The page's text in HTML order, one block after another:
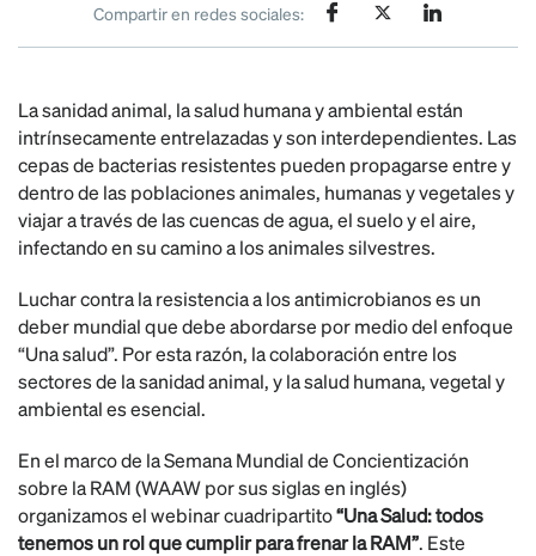
Compartir en redes sociales:
La sanidad animal, la salud humana y ambiental están
intrínsecamente entrelazadas y son interdependientes. Las
cepas de bacterias resistentes pueden propagarse entre y
dentro de las poblaciones animales, humanas y vegetales y
viajar a través de las cuencas de agua, el suelo y el aire,
infectando en su camino a los animales silvestres.
Luchar contra la resistencia a los antimicrobianos es un
deber mundial que debe abordarse por medio del enfoque
“Una salud”. Por esta razón, la colaboración entre los
sectores de la sanidad animal, y la salud humana, vegetal y
ambiental es esencial.
En el marco de la Semana Mundial de Concientización
sobre la RAM (WAAW por sus siglas en inglés)
organizamos el webinar cuadripartito“Una Salud: todos
tenemos un rol que cumplir para frenar la RAM”. Este